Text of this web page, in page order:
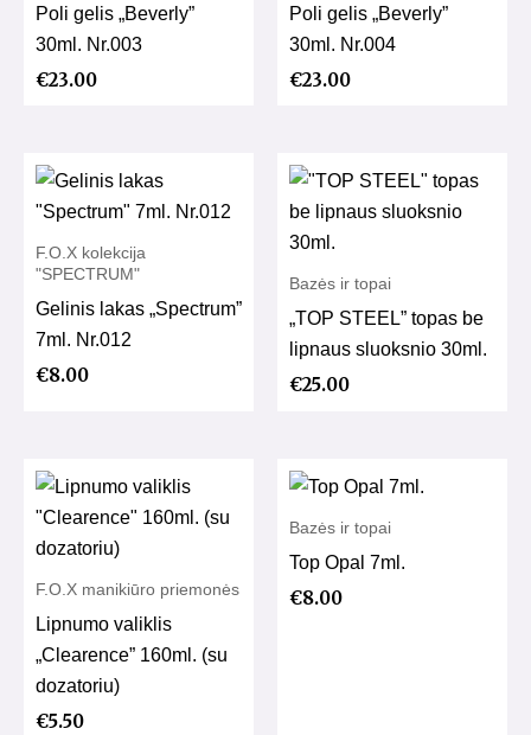
Poli gelis „Beverly”
30ml. Nr.003
€23.00
Poli gelis „Beverly”
30ml. Nr.004
€23.00
F.O.X kolekcija
"SPECTRUM"
Gelinis lakas „Spectrum”
7ml. Nr.012
€8.00
Bazės ir topai
„TOP STEEL” topas be
lipnaus sluoksnio 30ml.
€25.00
F.O.X manikiūro priemonės
Lipnumo valiklis
„Clearence” 160ml. (su
dozatoriu)
€5.50
Bazės ir topai
Top Opal 7ml.
€8.00